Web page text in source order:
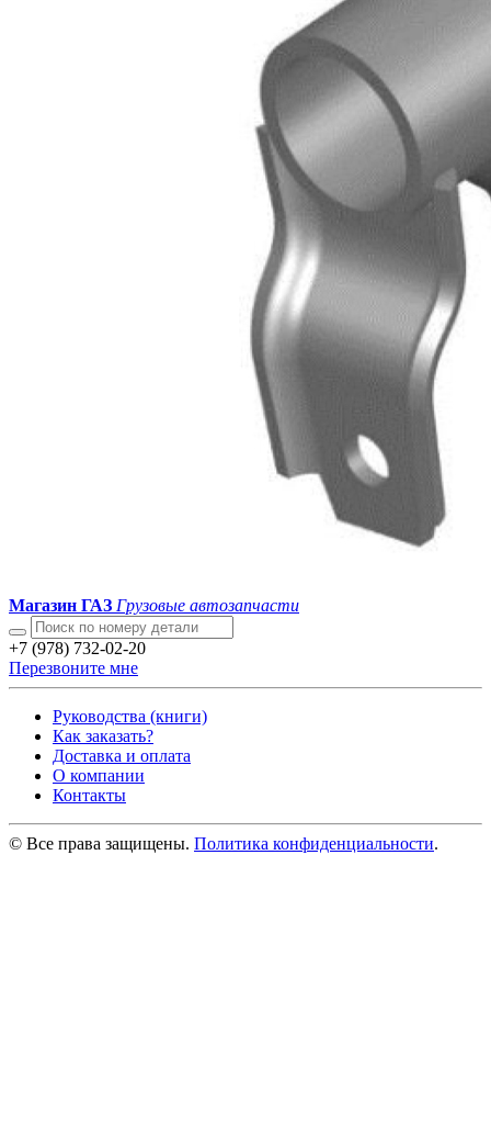
Магазин ГАЗ Грузовые автозапчасти
+7 (978) 732-02-20
Перезвоните мне
Руководства (книги)
Как заказать?
Доставка и оплата
О компании
Контакты
© Все права защищены. Политика конфиденциальности.